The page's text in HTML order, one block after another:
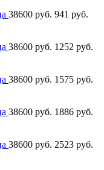
38600 руб. 941 руб.
38600 руб. 1252 руб.
38600 руб. 1575 руб.
38600 руб. 1886 руб.
38600 руб. 2523 руб.